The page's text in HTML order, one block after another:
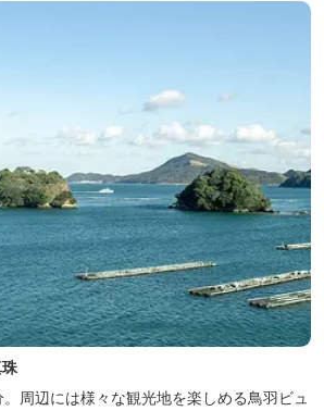
周辺には様々な観光地を楽しめる鳥羽ビュ